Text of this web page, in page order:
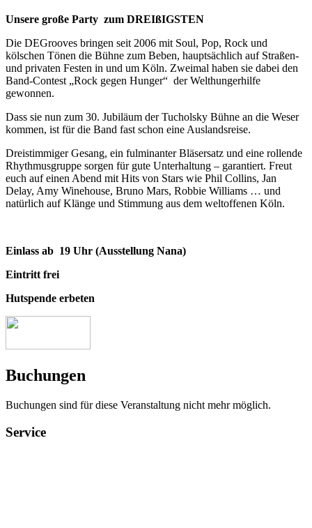
Unsere große Party zum DREIßIGSTEN
Die DEGrooves bringen seit 2006 mit Soul, Pop, Rock und
kölschen Tönen die Bühne zum Beben, hauptsächlich auf Straßen-
und privaten Festen in und um Köln. Zweimal haben sie dabei den
Band-Contest „Rock gegen Hunger“ der Welthungerhilfe
gewonnen.
Dass sie nun zum 30. Jubiläum der Tucholsky Bühne an die Weser
kommen, ist für die Band fast schon eine Auslandsreise.
Dreistimmiger Gesang, ein fulminanter Bläsersatz und eine rollende
Rhythmusgruppe sorgen für gute Unterhaltung – garantiert. Freut
euch auf einen Abend mit Hits von Stars wie Phil Collins, Jan
Delay, Amy Winehouse, Bruno Mars, Robbie Williams … und
natürlich auf Klänge und Stimmung aus dem weltoffenen Köln.
Einlass ab 19 Uhr (Ausstellung Nana)
Eintritt frei
Hutspende erbeten
Buchungen
Buchungen sind für diese Veranstaltung nicht mehr möglich.
Service